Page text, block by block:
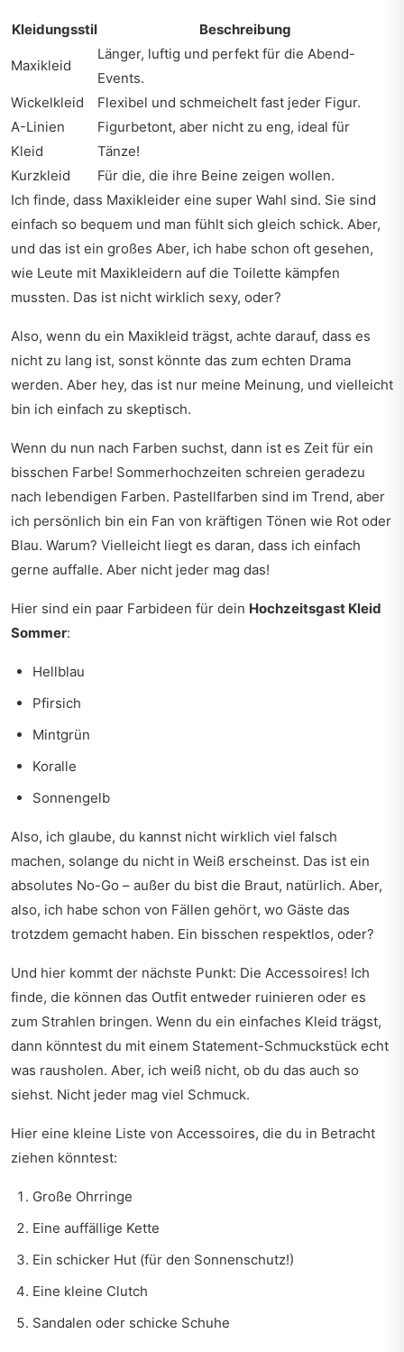
Kleidungsstil Beschreibung
Maxikleid
Länger, luftig und perfekt für die Abend-
Events.
Wickelkleid
Flexibel und schmeichelt fast jeder Figur.
A-Linien
Kleid
Figurbetont, aber nicht zu eng, ideal für
Tänze!
Kurzkleid
Für die, die ihre Beine zeigen wollen.
Ich finde, dass Maxikleider eine super Wahl sind. Sie sind
einfach so bequem und man fühlt sich gleich schick. Aber,
und das ist ein großes Aber, ich habe schon oft gesehen,
wie Leute mit Maxikleidern auf die Toilette kämpfen
mussten. Das ist nicht wirklich sexy, oder?
Also, wenn du ein Maxikleid trägst, achte darauf, dass es
nicht zu lang ist, sonst könnte das zum echten Drama
werden. Aber hey, das ist nur meine Meinung, und vielleicht
bin ich einfach zu skeptisch.
Wenn du nun nach Farben suchst, dann ist es Zeit für ein
bisschen Farbe! Sommerhochzeiten schreien geradezu
nach lebendigen Farben. Pastellfarben sind im Trend, aber
ich persönlich bin ein Fan von kräftigen Tönen wie Rot oder
Blau. Warum? Vielleicht liegt es daran, dass ich einfach
gerne auffalle. Aber nicht jeder mag das!
Hier sind ein paar Farbideen für dein Hochzeitsgast Kleid
Sommer:
Hellblau
Pfirsich
Mintgrün
Koralle
Sonnengelb
Also, ich glaube, du kannst nicht wirklich viel falsch
machen, solange du nicht in Weiß erscheinst. Das ist ein
absolutes No-Go – außer du bist die Braut, natürlich. Aber,
also, ich habe schon von Fällen gehört, wo Gäste das
trotzdem gemacht haben. Ein bisschen respektlos, oder?
Und hier kommt der nächste Punkt: Die Accessoires! Ich
finde, die können das Outfit entweder ruinieren oder es
zum Strahlen bringen. Wenn du ein einfaches Kleid trägst,
dann könntest du mit einem Statement-Schmuckstück echt
was rausholen. Aber, ich weiß nicht, ob du das auch so
siehst. Nicht jeder mag viel Schmuck.
Hier eine kleine Liste von Accessoires, die du in Betracht
ziehen könntest:
Große Ohrringe
Eine auffällige Kette
Ein schicker Hut (für den Sonnenschutz!)
Eine kleine Clutch
Sandalen oder schicke Schuhe